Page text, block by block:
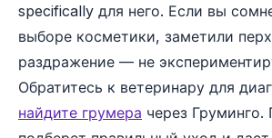
specifically для него. Если вы
выборе косметики, заметили
раздражение — не
Обратитесь к ветеринару для
найдите грумера через